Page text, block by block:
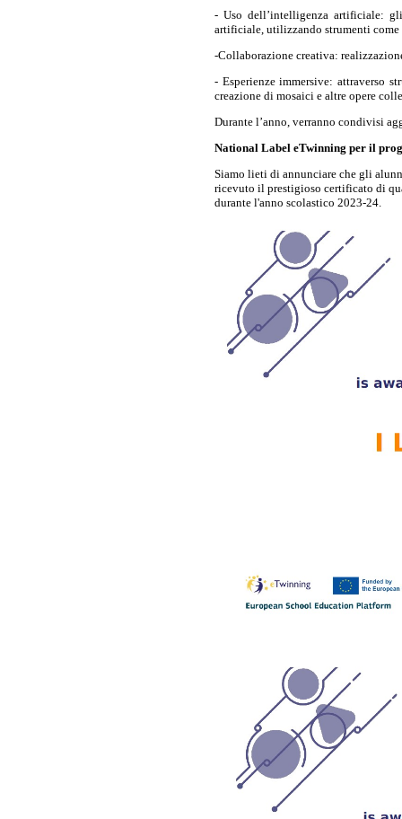
- Uso dell’intelligenza artificiale:
artificiale, utilizzando strumenti come
-Collaborazione creativa:
- Esperienze immersive: attraverso
creazione di mosaici e altre opere
Durante l’anno, verranno condivisi
National Label eTwinning per il
Siamo lieti di annunciare che gli
ricevuto il prestigioso certificato di
durante l'anno scolastico 2023-24.